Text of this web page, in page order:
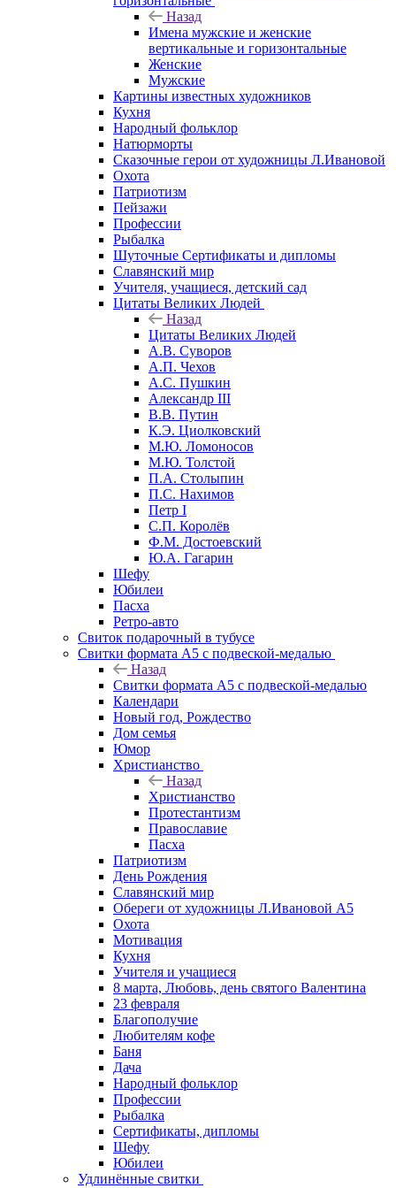
Назад
Имена мужские и женские
вертикальные и горизонтальные
Женские
Мужские
Картины известных художников
Кухня
Народный фольклор
Натюрморты
Сказочные герои от художницы Л.Ивановой
Охота
Патриотизм
Пейзажи
Профессии
Рыбалка
Шуточные Сертификаты и дипломы
Славянский мир
Учителя, учащиеся, детский сад
Цитаты Великих Людей
Назад
Цитаты Великих Людей
А.В. Суворов
А.П. Чехов
А.С. Пушкин
Александр III
В.В. Путин
К.Э. Циолковский
М.Ю. Ломоносов
М.Ю. Толстой
П.А. Столыпин
П.С. Нахимов
Петр I
С.П. Королёв
Ф.М. Достоевский
Ю.А. Гагарин
Шефу
Юбилеи
Пасха
Ретро-авто
Свиток подарочный в тубусе
Свитки формата А5 с подвеской-медалью
Назад
Свитки формата А5 с подвеской-медалью
Календари
Новый год, Рождество
Дом семья
Юмор
Христианство
Назад
Христианство
Протестантизм
Православие
Пасха
Патриотизм
День Рождения
Славянский мир
Обереги от художницы Л.Ивановой А5
Охота
Мотивация
Кухня
Учителя и учащиеся
8 марта, Любовь, день святого Валентина
23 февраля
Благополучие
Любителям кофе
Баня
Дача
Народный фольклор
Профессии
Рыбалка
Сертификаты, дипломы
Шефу
Юбилеи
Удлинённые свитки